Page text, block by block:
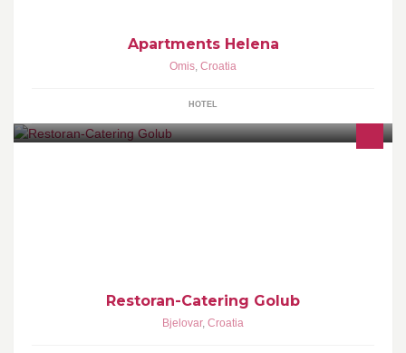
Apartments Helena
Omis, Croatia
HOTEL
Restoran-Catering Golub
Bjelovar, Croatia